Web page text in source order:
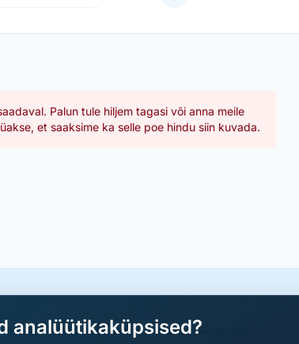
Palun tule hiljem tagasi või anna meile
et saaksime ka selle poe hindu siin kuvada.
aitame sul leida parimad sooduspakkumised
analüütikaküpsised?